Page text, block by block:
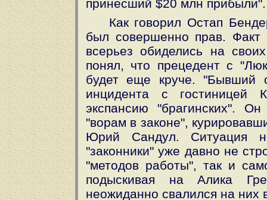
принесший $20 млн прибыли".
Как говорил Остап
был совершенно прав. Факт
всерьез обиделись на
понял, что прецедент с
будет еще круче. "Бывший
инцидента с гостиницей
экспансию "брагинских".
"ворам в законе",
Юрий Сандул. Ситуация
"законники" уже давно не
"методов работы", так и
подыскивая на Алика
неожиданно свалился на них